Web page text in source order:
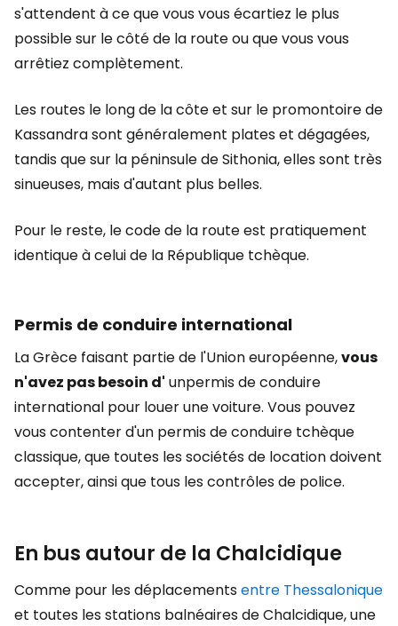
s'attendent à ce que vous vous écartiez le plus
possible sur le côté de la route ou que vous vous
arrêtiez complètement.
Les routes le long de la côte et sur le promontoire de
Kassandra sont généralement plates et dégagées,
tandis que sur la péninsule de Sithonia, elles sont très
sinueuses, mais d'autant plus belles.
Pour le reste, le code de la route est pratiquement
identique à celui de la République tchèque.
Permis de conduire international
La Grèce faisant partie de l'Union européenne,vous
n'avez pas besoin d' unpermis de conduire
international pour louer une voiture. Vous pouvez
vous contenter d'un permis de conduire tchèque
classique, que toutes les sociétés de location doivent
accepter, ainsi que tous les contrôles de police.
En bus autour de la Chalcidique
Comme pour les déplacementsentre Thessalonique
et toutes les stations balnéaires de Chalcidique, une